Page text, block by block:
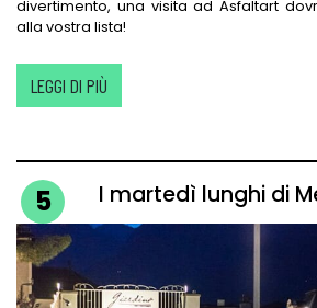
divertimento, una visita ad Asfaltart
alla vostra lista!
LEGGI DI PIÙ
5 I martedì lunghi di